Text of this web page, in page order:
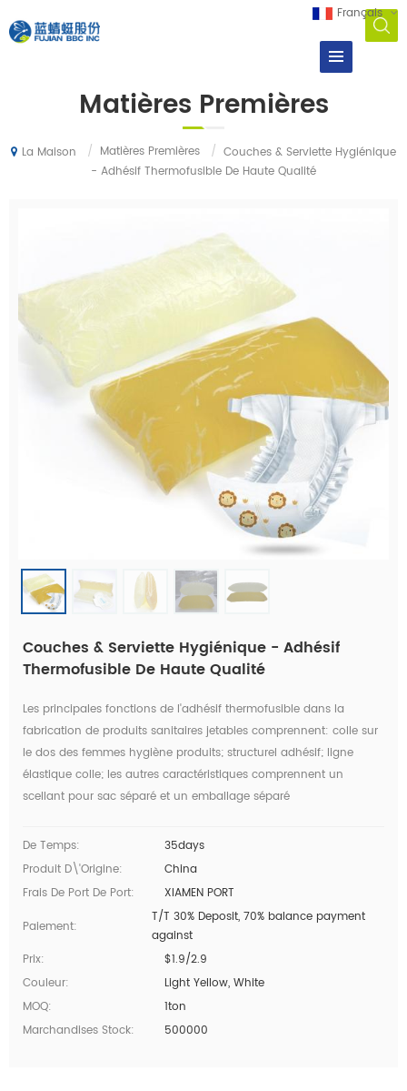
Français
Matières Premières
La Maison / Matières Premières / Couches & Serviette Hygiénique
- Adhésif Thermofusible De Haute Qualité
Couches & Serviette Hygiénique - Adhésif
Thermofusible De Haute Qualité
Les principales fonctions de l'adhésif thermofusible dans la
fabrication de produits sanitaires jetables comprennent: colle sur
le dos des femmes hygiène produits; structurel adhésif; ligne
élastique colle; les autres caractéristiques comprennent un
scellant pour sac séparé et un emballage séparé
De Temps:
35days
Produit D\'Origine:
China
Frais De Port De Port:
XIAMEN PORT
Paiement:
T/T 30% Deposit, 70% balance payment
against
Prix:
$1.9/2.9
Couleur:
Light Yellow, White
MOQ:
1ton
Marchandises Stock:
500000